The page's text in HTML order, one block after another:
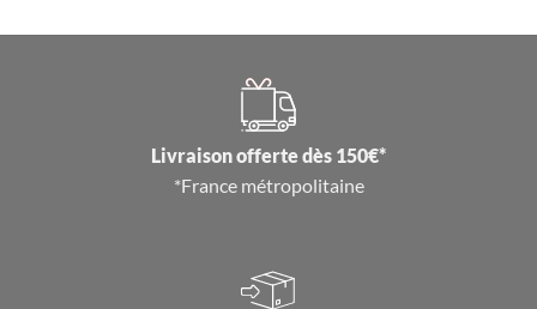
Livraison offerte dès 150€*
*France métropolitaine